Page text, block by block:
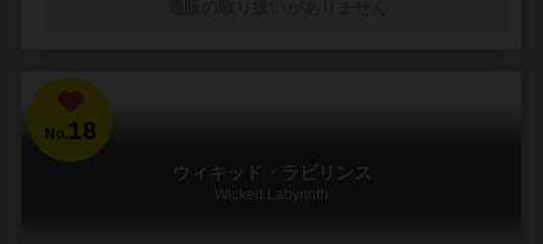
No.18
ウィキッド・ラビリンス
Wicked Labyrinth